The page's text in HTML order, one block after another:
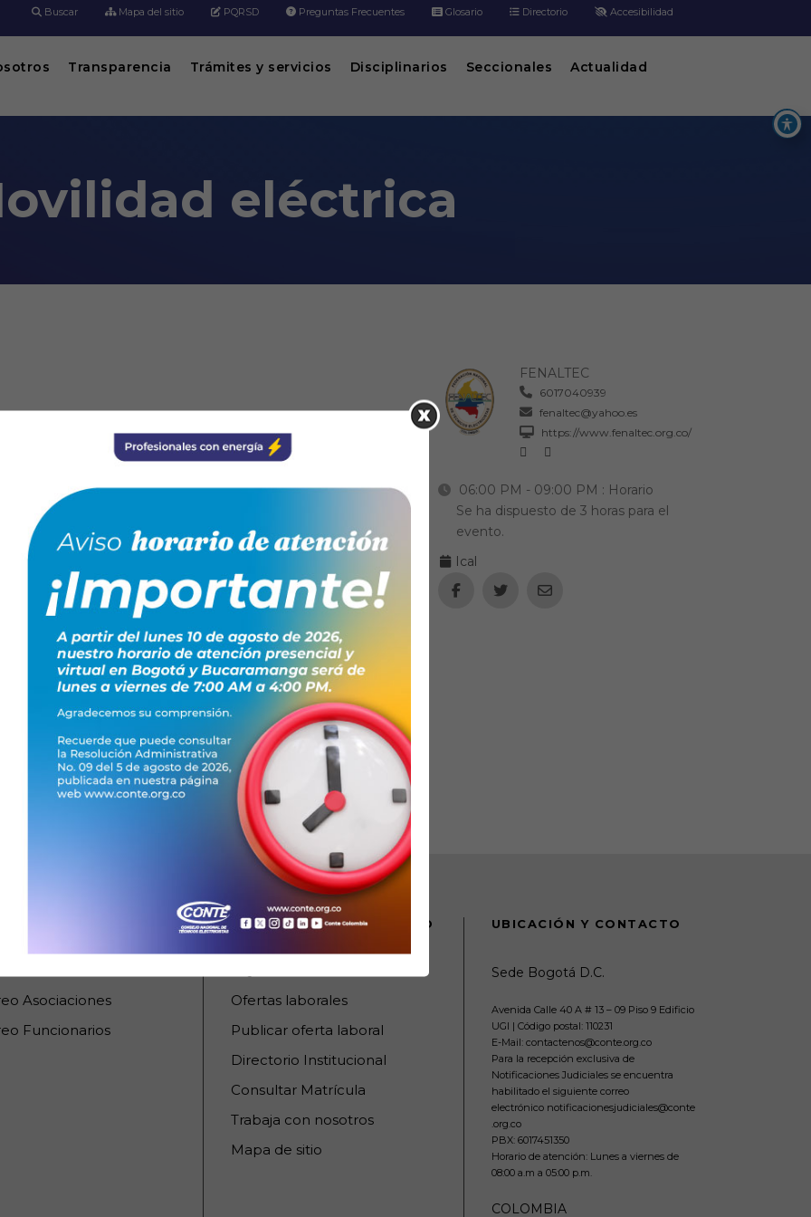
Buscar Mapa del sitio PQRSD Preguntas Frecuentes Glosario Directorio Accesibilidad
Transparencia Trámites y servicios Disciplinarios Seccionales Actualidad
eléctrica
digitales
Electrónico.
GRATUITO!
AQUÍ
| Whatsapp 3114473387.
juntos:
FENALTEC
6017040939
fenaltec@yahoo.es
https://www.fenaltec.org.co/
06:00 PM - 09:00 PM : Horario
Se ha dispuesto de 3 horas para el
evento.
Ical
INTERNOS
Asociaciones
Funcionarios
SERVICIOS AL CIUDADANO
Ofertas laborales
Publicar oferta laboral
Directorio Institucional
Consultar Matrícula
Trabaja con nosotros
Mapa de sitio
UBICACIÓN Y CONTACTO
Sede Bogotá D.C.
Avenida Calle 40 A # 13 – 09 Piso 9 Edificio
UGI | Código postal: 110231
E-Mail: contactenos@conte.org.co
Para la recepción exclusiva de
Notificaciones Judiciales se encuentra
habilitado el siguiente correo
electrónico notificacionesjudiciales@conte
.org.co
PBX: 6017451350
Horario de atención: Lunes a viernes de
08:00 a.m a 05:00 p.m.
COLOMBIA